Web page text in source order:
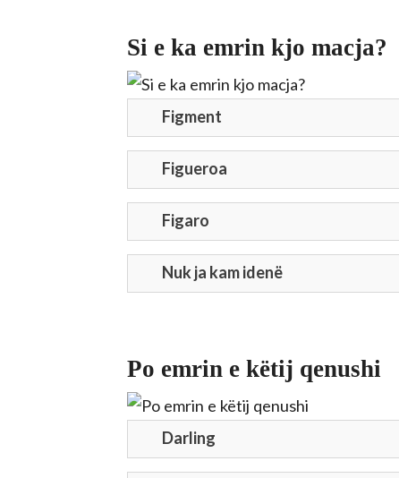
Si e ka emrin kjo macja?
Figment
Figueroa
Figaro
Nuk ja kam idenë
Po emrin e këtij qenushi
Darling